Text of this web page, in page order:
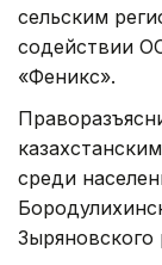
сельским
содействии
«Феникс».
среди
Зыряновского